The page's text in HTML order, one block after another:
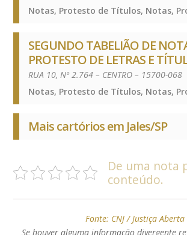
SEGUNDO TABELIÃO DE
PROTESTO DE LETRAS E
RUA 10, Nº 2.764 – CENTRO – 15700-068
Mais cartórios em Jales/SP
De uma nota
conteúdo.
Fonte: CNJ / Justiça Aberta
Se houver alguma informação divergente